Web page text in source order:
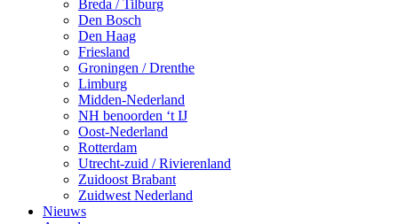
Breda / Tilburg
Den Bosch
Den Haag
Friesland
Groningen / Drenthe
Limburg
Midden-Nederland
NH benoorden ‘t IJ
Oost-Nederland
Rotterdam
Utrecht-zuid / Rivierenland
Zuidoost Brabant
Zuidwest Nederland
Nieuws